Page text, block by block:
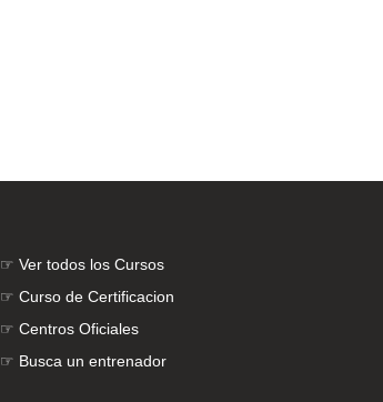
☞Ver todos los Cursos
☞Curso de Certificacion
☞Centros Oficiales
☞ Busca un entrenador